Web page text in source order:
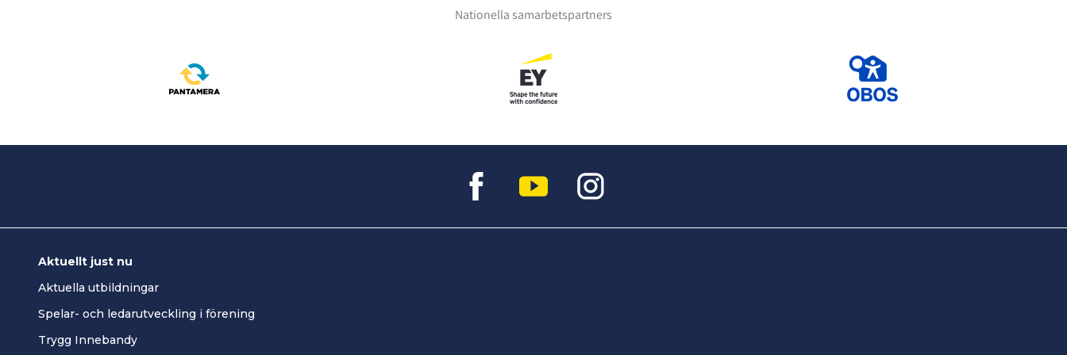
Nationella samarbetspartners
Aktuellt just nu
Aktuella utbildningar
Spelar- och ledarutveckling i förening
Trygg Innebandy